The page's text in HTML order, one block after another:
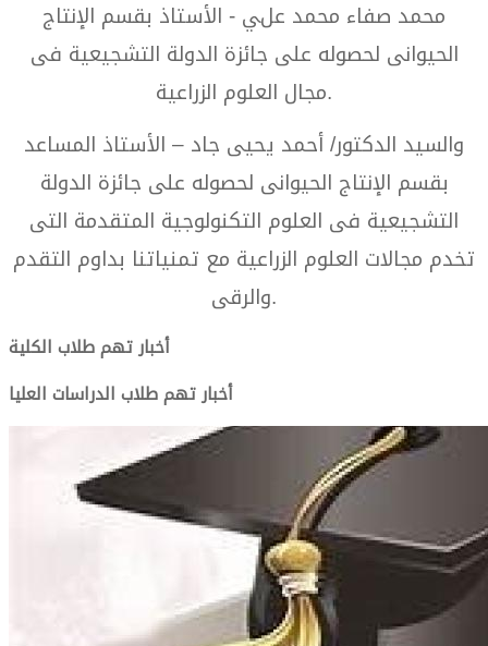
محمد صفاء محمد علي - الأستاذ بقسم الإنتاج
الحيوانى لحصوله على جائزة الدولة التشجيعية فى
مجال العلوم الزراعية.
والسيد الدكتور/ أحمد يحيى جاد – الأستاذ المساعد
بقسم الإنتاج الحيوانى لحصوله على جائزة الدولة
التشجيعية فى العلوم التكنولوجية المتقدمة التى
تخدم مجالات العلوم الزراعية مع تمنياتنا بداوم التقدم
والرقى.
أخبار تهم طلاب الكلية
أخبار تهم طلاب الدراسات العليا